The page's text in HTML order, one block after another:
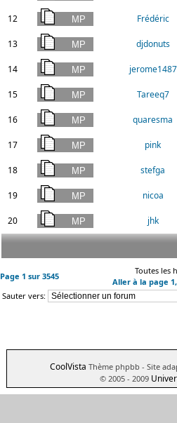
12 Frédéric
13 djdonuts
14 jerome1487
15 Tareeq7
16 quaresma
17 pink
18 stefga
19 nicoa
20 jhk
Page 1 sur 3545
Toutes les
Aller à la page 1,
Sauter vers:
CoolVista Thème phpbb - Site
© 2005 - 2009